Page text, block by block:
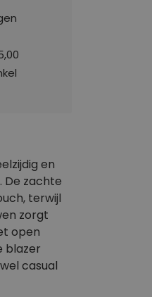
en
De zachte
terwijl
zorgt
open
blazer
casual